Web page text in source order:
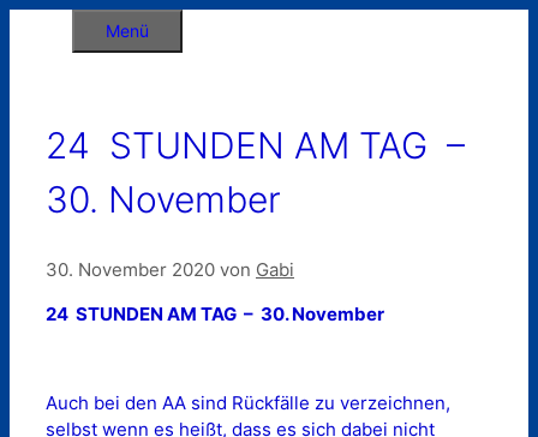
Menü
24 STUNDEN AM TAG –
30. November
30. November 2020 von Gabi
24 STUNDEN AM TAG – 30. November
Auch bei den AA sind Rückfälle zu verzeichnen,
selbst wenn es heißt, dass es sich dabei nicht